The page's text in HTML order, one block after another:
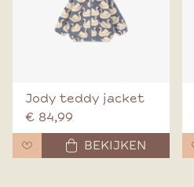
Jody teddy jacket
€ 84,99
BEKIJKEN